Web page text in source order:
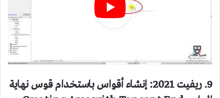
9. ريفيت 2021: إنشاء أقواس باستخدام قوس نهاية